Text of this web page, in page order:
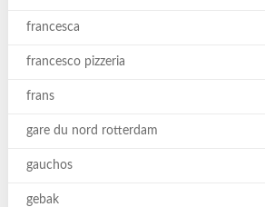
francesca
francesco pizzeria
frans
gare du nord rotterdam
gauchos
gebak